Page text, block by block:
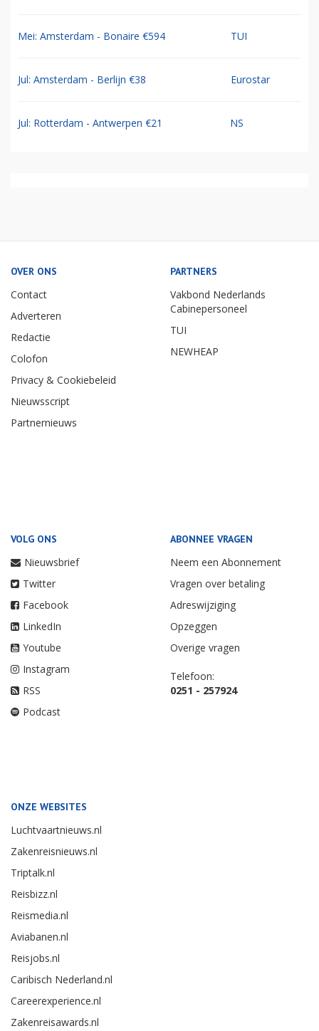
Mei: Amsterdam - Bonaire €594 TUI
Jul: Amsterdam - Berlijn €38 Eurostar
Jul: Rotterdam - Antwerpen €21 NS
OVER ONS
Contact
Adverteren
Redactie
Colofon
Privacy & Cookiebeleid
Nieuwsscript
Partnernieuws
PARTNERS
Vakbond Nederlands
Cabinepersoneel
TUI
NEWHEAP
VOLG ONS
Nieuwsbrief
Twitter
Facebook
LinkedIn
Youtube
Instagram
RSS
Podcast
ABONNEE VRAGEN
Neem een Abonnement
Vragen over betaling
Adreswijziging
Opzeggen
Overige vragen
Telefoon:
0251 - 257924
ONZE WEBSITES
Luchtvaartnieuws.nl
Zakenreisnieuws.nl
Triptalk.nl
Reisbizz.nl
Reismedia.nl
Aviabanen.nl
Reisjobs.nl
Caribisch Nederland.nl
Careerexperience.nl
Zakenreisawards.nl